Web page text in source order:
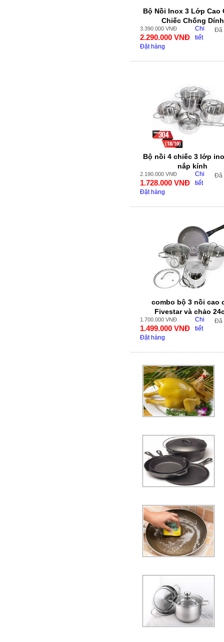
Bộ Nồi Inox 3 Lớp Cao
Chiếc Chống Dính
3.390.000 VNĐ
2.290.000 VNĐ
Đã
Chi
tiết
Đặt hàng
Bộ nồi 4 chiếc 3 lớp
nắp kính
2.190.000 VNĐ
1.728.000 VNĐ
Đã
Chi
tiết
Đặt hàng
combo bộ 3 nồi cao
Fivestar và chảo
1.700.000 VNĐ
1.499.000 VNĐ
Đã
Chi
tiết
Đặt hàng